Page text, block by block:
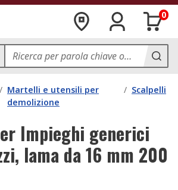
0
/ Martelli e utensili per
demolizione
/ Scalpelli
Impieghi generici
lama da 16 mm 200